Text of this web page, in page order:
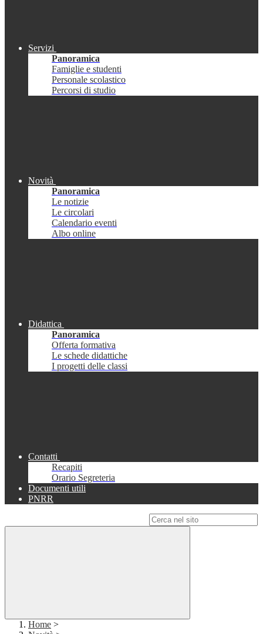
Servizi
Panoramica
Famiglie e studenti
Personale scolastico
Percorsi di studio
Novità
Panoramica
Le notizie
Le circolari
Calendario eventi
Albo online
Didattica
Panoramica
Offerta formativa
Le schede didattiche
I progetti delle classi
Contatti
Recapiti
Orario Segreteria
Documenti utili
PNRR
Home >